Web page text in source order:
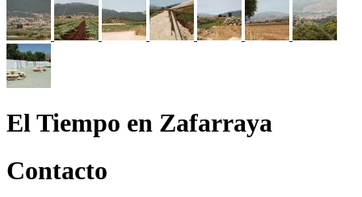
El Tiempo en Zafarraya
Contacto